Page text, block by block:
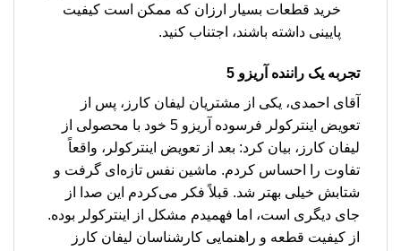
خرید قطعات بسیار ارزان که ممکن است کیفیت
پایینی داشته باشند، اجتناب کنید.
تجربه یک راننده آریزو 5
آقای احمدی، یکی از مشتریان لیفان کارز، پس از
تعویض اینترکولر فرسوده آریزو 5 خود با محصولی از
لیفان کارز، بیان کرد: بعد از تعویض اینترکولر، واقعاً
تفاوت را احساس کردم. ماشین نفس تازه‌ای گرفت و
شتابش خیلی بهتر شد. قبلاً فکر می‌کردم این صدا از
جای دیگری است، اما فهمیدم مشکل از اینترکولر بوده.
از کیفیت قطعه و راهنمایی کارشناسان لیفان کارز